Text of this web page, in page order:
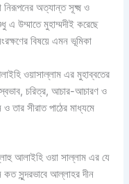
নিরূপনের অত্যান্ত সূক্ষ্ম ও
উম্মাতে মুহাম্মদীই করেছে
বিষয়ে এমন ভূমিকা
ওয়াসাল্লাম এর মুহাব্বতের
চরিত্র, আচার-আচারণ ও
তার সীরাত পাঠের মাধ্যমে
আলাইহি ওয়া সাল্লাম এর যে
সুন্দরভাবে আল্লাহর দীন